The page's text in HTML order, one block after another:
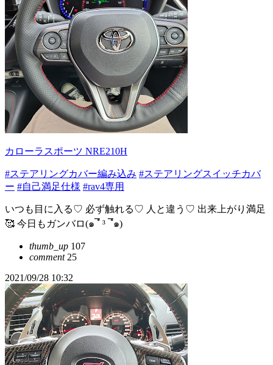
カローラスポーツ NRE210H
#ステアリングカバー編み込み #ステアリングスイッチカバ
ー #自己満足仕様 #rav4専用
いつも目に入る♡ 必ず触れる♡ 人と違う♡ 出来上がり満足
🥰 今日もガンバロ(๑¯ํ ³ ¯ํ๑)
thumb_up 107
comment25
2021/09/28 10:32